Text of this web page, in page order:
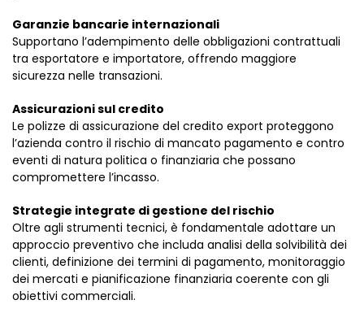
Garanzie bancarie internazionali
Supportano l’adempimento delle obbligazioni contrattuali
tra esportatore e importatore, offrendo maggiore
sicurezza nelle transazioni.
Assicurazioni sul credito
Le polizze di assicurazione del credito export proteggono
l’azienda contro il rischio di mancato pagamento e contro
eventi di natura politica o finanziaria che possano
compromettere l’incasso.
Strategie integrate di gestione del rischio
Oltre agli strumenti tecnici, è fondamentale adottare un
approccio preventivo che includa analisi della solvibilità dei
clienti, definizione dei termini di pagamento, monitoraggio
dei mercati e pianificazione finanziaria coerente con gli
obiettivi commerciali.